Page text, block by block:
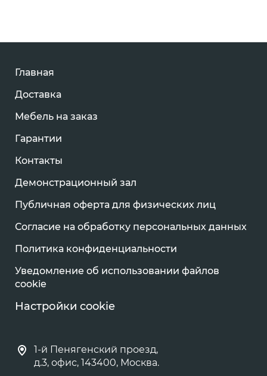
Главная
Доставка
Мебель на заказ
Гарантии
Контакты
Демонстрационный зал
Публичная оферта для физических лиц
Согласие на обработку персональных данных
Политика конфиденциальности
Уведомление об использовании файлов
cookie
Настройки cookie
1-й Пенягенский проезд,
д.3, офис, 143400, Москва.